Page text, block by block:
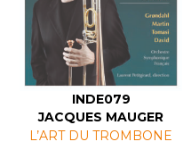
INDE079
JACQUES MAUGER
L’ART DU TROMBONE